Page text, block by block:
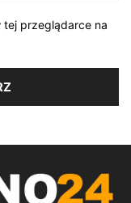
tej przeglądarce na